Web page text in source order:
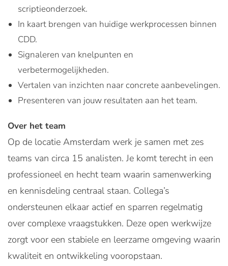
scriptieonderzoek.
In kaart brengen van huidige werkprocessen binnen
CDD.
Signaleren van knelpunten en
verbetermogelijkheden.
Vertalen van inzichten naar concrete aanbevelingen.
Presenteren van jouw resultaten aan het team.
Over het team
Op de locatie Amsterdam werk je samen met zes
teams van circa 15 analisten. Je komt terecht in een
professioneel en hecht team waarin samenwerking
en kennisdeling centraal staan. Collega’s
ondersteunen elkaar actief en sparren regelmatig
over complexe vraagstukken. Deze open werkwijze
zorgt voor een stabiele en leerzame omgeving waarin
kwaliteit en ontwikkeling vooropstaan.